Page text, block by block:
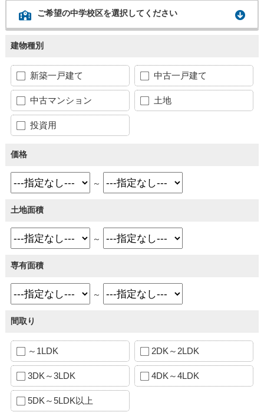
ご希望の中学校区を選択してください
建物種別
新築一戸建て 中古一戸建て
中古マンション 土地
投資用
価格
～
土地面積
～
専有面積
～
間取り
～1LDK 2DK～2LDK
3DK～3LDK 4DK～4LDK
5DK～5LDK以上